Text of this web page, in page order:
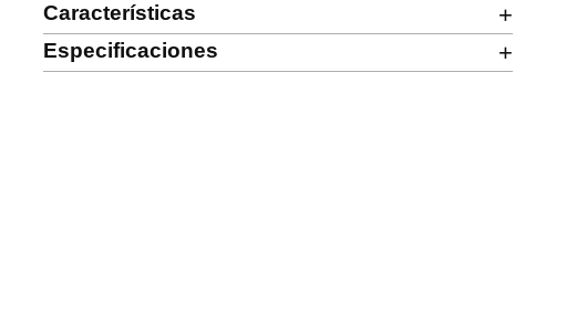
Características +
Especificaciones +